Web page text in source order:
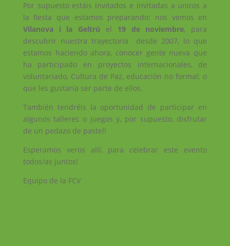
Por supuesto estáis invitados e invitadas a uniros a
la fiesta que estamos preparando: nos vemos en
Vilanova i la Geltrú el 19 de noviembre, para
descubrir nuestra trayectoria desde 2007, lo que
estamos haciendo ahora, conocer gente nueva que
ha participado en proyectos internacionales, de
voluntariado, Cultura de Paz, educación no formal; o
que les gustaría ser parte de ellos.
También tendréis la oportunidad de participar en
algunos talleres o juegos y, por supuesto, disfrutar
de un pedazo de pastel!
Esperamos veros allí, para celebrar este evento
todos/as juntos!
Equipo de la FCV